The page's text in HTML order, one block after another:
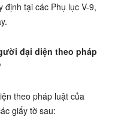
tại các Phụ lục V-9,
đại diện theo pháp
theo pháp luật của
giấy tờ sau: